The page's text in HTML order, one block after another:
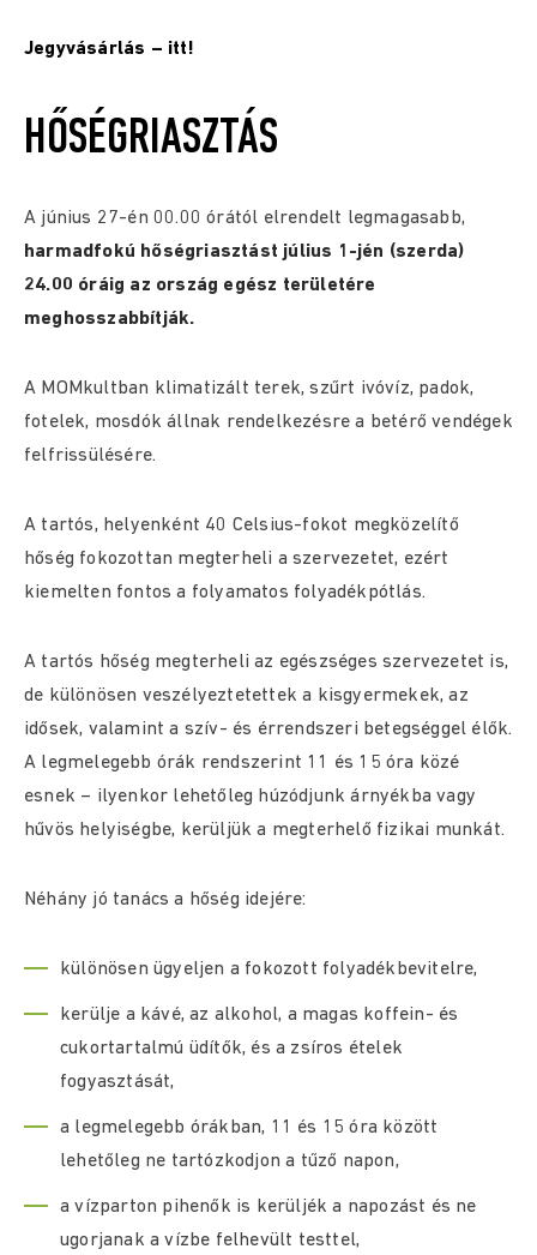
Jegyvásárlás – itt!
HŐSÉGRIASZTÁS
A június 27-én 00.00 órától elrendelt legmagasabb,
harmadfokú hőségriasztást július 1-jén (szerda)
24.00 óráig az ország egész területére
meghosszabbítják.
A MOMkultban klimatizált terek, szűrt ivóvíz, padok,
fotelek, mosdók állnak rendelkezésre a betérő vendégek
felfrissülésére.
A tartós, helyenként 40 Celsius-fokot megközelítő
hőség fokozottan megterheli a szervezetet, ezért
kiemelten fontos a folyamatos folyadékpótlás.
A tartós hőség megterheli az egészséges szervezetet is,
de különösen veszélyeztetettek a kisgyermekek, az
idősek, valamint a szív- és érrendszeri betegséggel élők.
A legmelegebb órák rendszerint 11 és 15 óra közé
esnek – ilyenkor lehetőleg húzódjunk árnyékba vagy
hűvös helyiségbe, kerüljük a megterhelő fizikai munkát.
Néhány jó tanács a hőség idejére:
különösen ügyeljen a fokozott folyadékbevitelre,
kerülje a kávé, az alkohol, a magas koffein- és
cukortartalmú üdítők, és a zsíros ételek
fogyasztását,
a legmelegebb órákban, 11 és 15 óra között
lehetőleg ne tartózkodjon a tűző napon,
a vízparton pihenők is kerüljék a napozást és ne
ugorjanak a vízbe felhevült testtel,